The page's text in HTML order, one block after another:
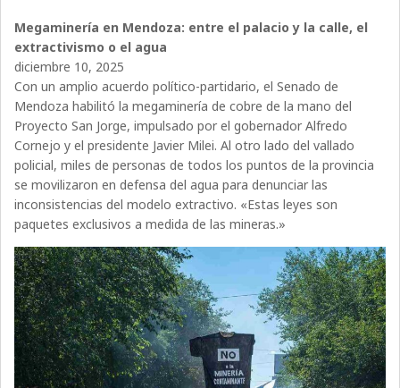
Megaminería en Mendoza: entre el palacio y la calle, el
extractivismo o el agua
diciembre 10, 2025
Con un amplio acuerdo político-partidario, el Senado de
Mendoza habilitó la megaminería de cobre de la mano del
Proyecto San Jorge, impulsado por el gobernador Alfredo
Cornejo y el presidente Javier Milei. Al otro lado del vallado
policial, miles de personas de todos los puntos de la provincia
se movilizaron en defensa del agua para denunciar las
inconsistencias del modelo extractivo. «Estas leyes son
paquetes exclusivos a medida de las mineras.»